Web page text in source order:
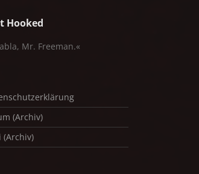
Hooked
Mr. Freeman.«
(Archiv)
(Archiv)